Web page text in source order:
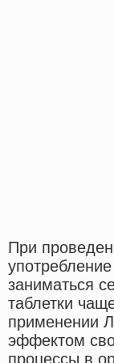
При
заниматься
таблетки
применении
эффектом
процессы в